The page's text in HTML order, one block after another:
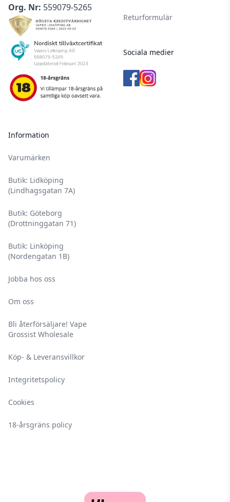
Org. Nr: 559079-5265
Information
Varumärken
Butik: Lidköping
(Lindhagsgatan 7A)
Butik: Göteborg
(Drottninggatan 71)
Butik: Linköping
(Nordengatan 1B)
Jobba hos oss
Om oss
Bli återförsäljare! Vape
Grossist Wholesale
Köp- & Leveransvillkor
Integritetspolicy
Cookies
18-årsgräns policy
Returformulär
Sociala medier